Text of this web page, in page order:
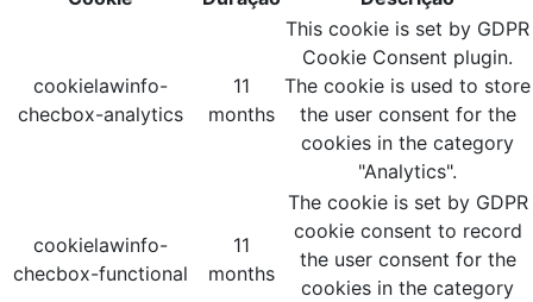
cookielawinfo-
checbox-analytics
11
months
This cookie is set by GDPR
Cookie Consent plugin.
The cookie is used to store
the user consent for the
cookies in the category
"Analytics".
cookielawinfo-
checbox-functional
11
months
The cookie is set by GDPR
cookie consent to record
the user consent for the
cookies in the category